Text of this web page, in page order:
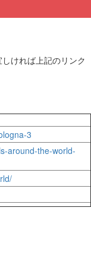
ければ上記のリンク
3
around-the-world-